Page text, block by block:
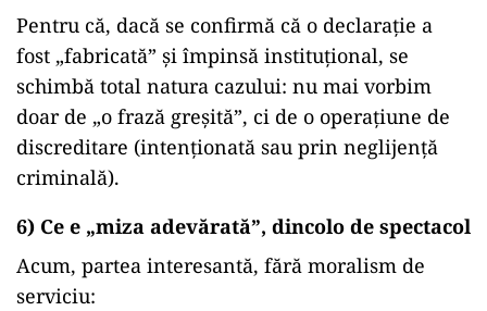
Pentru că, dacă se confirmă că o declarație a
fost „fabricată” și împinsă instituțional, se
schimbă total natura cazului: nu mai vorbim
doar de „o frază greșită”, ci de o operațiune de
discreditare (intenționată sau prin neglijență
criminală).
6) Ce e „miza adevărată”, dincolo de spectacol
Acum, partea interesantă, fără moralism de
serviciu: